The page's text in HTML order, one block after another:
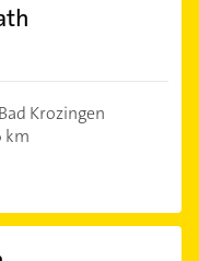
Krozingen
km